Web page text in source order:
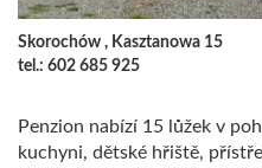
Skorochów , Kasztanowa 15
tel.: 602 685 925
Penzion nabízí 15 lůžek v
kuchyni, dětské hřiště,